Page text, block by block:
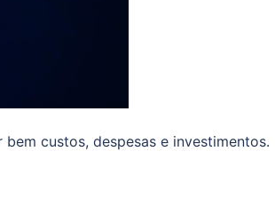
custos, despesas e investimentos.